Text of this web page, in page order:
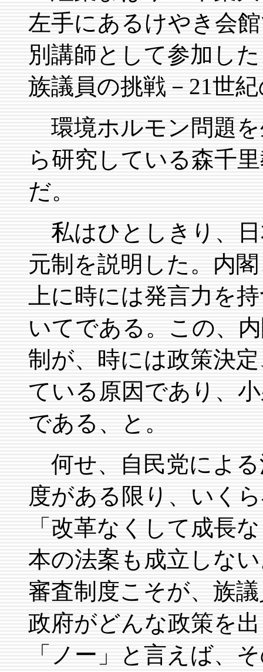
左手にあるけやき会
別講師として参加し
族議員の挑戦－21世
環境ホルモン問題を
ら研究している森千
だ。
私はひとしきり、
元制を説明した。内
上に時には発言力を
いてである。この、
制が、時には政策決
ている原因であり、
である、と。
何せ、自民党による
度がある限り、いく
「改革なくして成長
本の法案も成立しな
審査制度こそが、族
政府がどんな政策を
「ノー」と言えば、